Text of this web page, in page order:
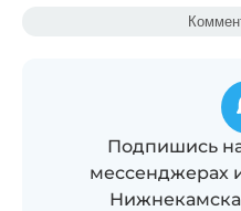
Подпишись
мессенджерах